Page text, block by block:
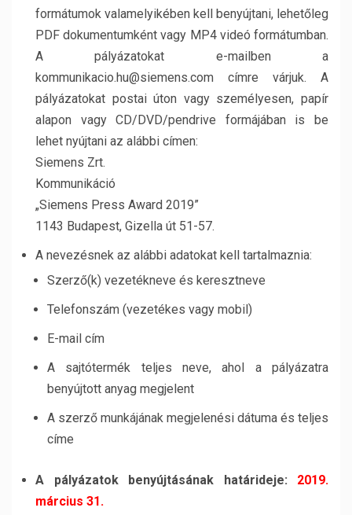
formátumok valamelyikében kell benyújtani, lehetőleg
PDF dokumentumként vagy MP4 videó formátumban.
A pályázatokat e-mailben a
kommunikacio.hu@siemens.com címre várjuk. A
pályázatokat postai úton vagy személyesen, papír
alapon vagy CD/DVD/pendrive formájában is be
lehet nyújtani az alábbi címen:
Siemens Zrt.
Kommunikáció
„Siemens Press Award 2019”
1143 Budapest, Gizella út 51-57.
A nevezésnek az alábbi adatokat kell tartalmaznia:
Szerző(k) vezetékneve és keresztneve
Telefonszám (vezetékes vagy mobil)
E-mail cím
A sajtótermék teljes neve, ahol a pályázatra
benyújtott anyag megjelent
A szerző munkájának megjelenési dátuma és teljes
címe
A pályázatok benyújtásának határideje: 2019.
március 31.